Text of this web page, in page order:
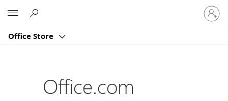
Office Store
Sign
in
to
account
Office.com